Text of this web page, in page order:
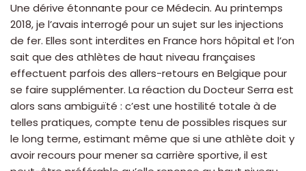
Une dérive étonnante pour ce Médecin. Au printemps
2018, je l’avais interrogé pour un sujet sur les injections
de fer. Elles sont interdites en France hors hôpital et l’on
sait que des athlètes de haut niveau françaises
effectuent parfois des allers-retours en Belgique pour
se faire supplémenter. La réaction du Docteur Serra est
alors sans ambiguïté : c’est une hostilité totale à de
telles pratiques, compte tenu de possibles risques sur
le long terme, estimant même que si une athlète doit y
avoir recours pour mener sa carrière sportive, il est